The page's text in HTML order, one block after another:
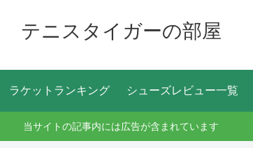
テニスタイガーの部屋
ラケットランキング シューズレビュー一覧
当サイトの記事内には広告が含まれています